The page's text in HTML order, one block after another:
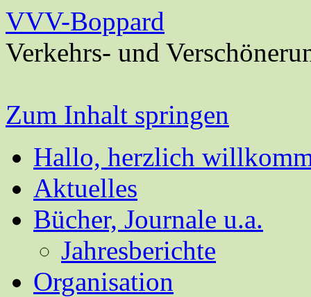
VVV-Boppard
Verkehrs- und
Zum Inhalt springen
Hallo, herzlich
Aktuelles
Bücher, Journale u.a.
Jahresberichte
Organisation